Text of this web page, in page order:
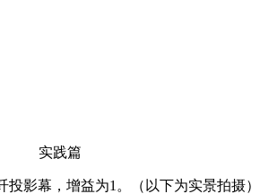
实践篇
影幕，增益为1。（以下为实景拍摄）